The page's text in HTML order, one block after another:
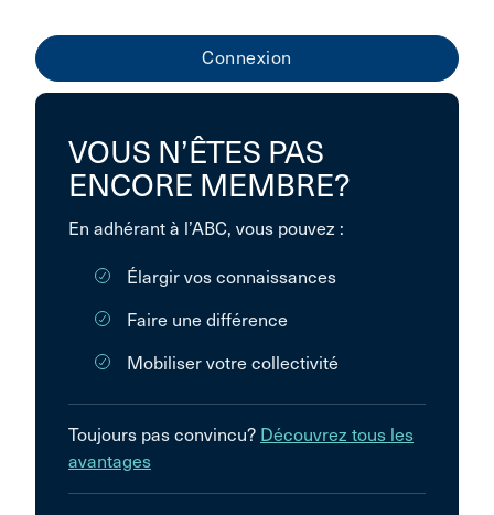
VOUS N’ÊTES PAS
ENCORE MEMBRE?
En adhérant à l’ABC, vous pouvez :
Élargir vos connaissances
Faire une différence
Mobiliser votre collectivité
Toujours pas convincu? Découvrez tous les
avantages